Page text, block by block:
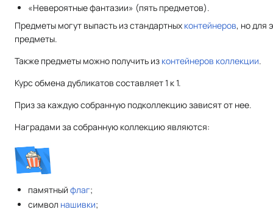
«Невероятные фантазии» (пять предметов).
Предметы могут выпасть из стандартных контейнеров, но для
предметы.
Также предметы можно получить из контейнеров коллекции.
Курс обмена дубликатов составляет 1 к 1.
Приз за каждую собранную подколлекцию зависят от нее.
Наградами за собранную коллекцию являются:
памятныйфлаг;
символ нашивки;